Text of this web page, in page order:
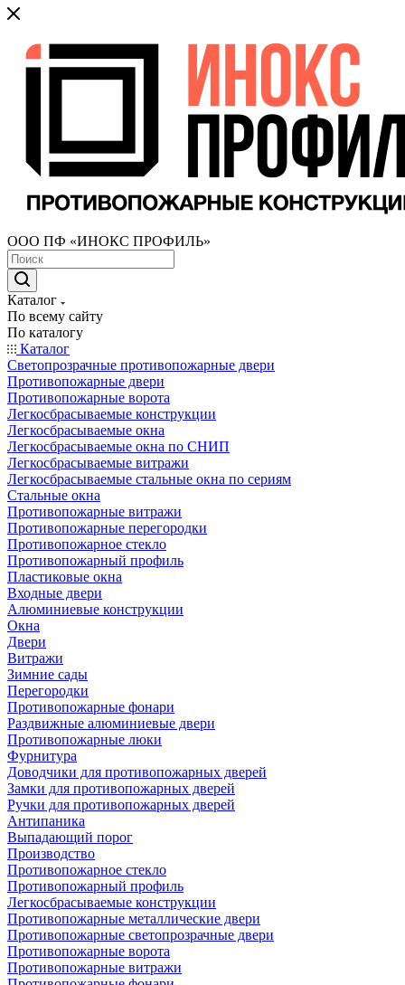
ООО ПФ «ИНОКС ПРОФИЛЬ»
Каталог
По всему сайту
По каталогу
Каталог
Светопрозрачные противопожарные двери
Противопожарные двери
Противопожарные ворота
Легкосбрасываемые конструкции
Легкосбрасываемые окна
Легкосбрасываемые окна по СНИП
Легкосбрасываемые витражи
Легкосбрасываемые стальные окна по сериям
Стальные окна
Противопожарные витражи
Противопожарные перегородки
Противопожарное стекло
Противопожарный профиль
Пластиковые окна
Входные двери
Алюминиевые конструкции
Окна
Двери
Витражи
Зимние сады
Перегородки
Противопожарные фонари
Раздвижные алюминиевые двери
Противопожарные люки
Фурнитура
Доводчики для противопожарных дверей
Замки для противопожарных дверей
Ручки для противопожарных дверей
Антипаника
Выпадающий порог
Производство
Противопожарное стекло
Противопожарный профиль
Легкосбрасываемые конструкции
Противопожарные металлические двери
Противопожарные светопрозрачные двери
Противопожарные ворота
Противопожарные витражи